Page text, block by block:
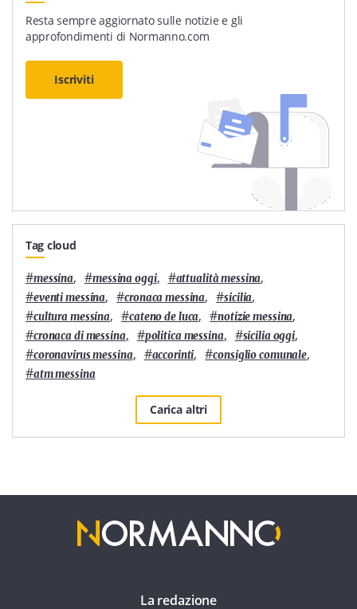
Resta sempre aggiornato sulle notizie e gli
approfondimenti di Normanno.com
Iscriviti
Tag cloud
#messina, #messina oggi, #attualità messina,
#eventi messina, #cronaca messina, #sicilia,
#cultura messina, #cateno de luca, #notizie messina,
#cronaca di messina, #politica messina, #sicilia oggi,
#coronavirus messina, #accorinti, #consiglio comunale,
#atm messina
Carica altri
La redazione